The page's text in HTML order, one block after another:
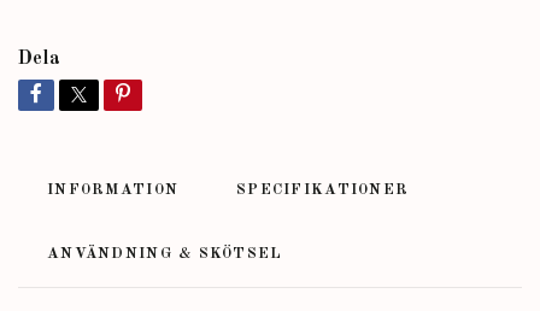
Dela
INFORMATION SPECIFIKATIONER
ANVÄNDNING & SKÖTSEL